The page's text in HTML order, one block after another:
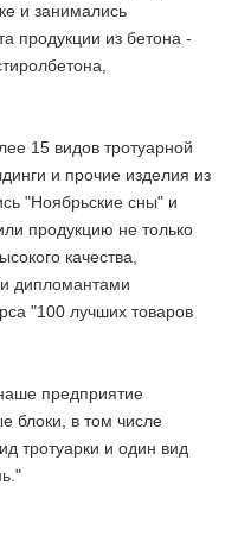
и занимались
продукции из бетона -
15 видов тротуарной
и прочие изделия из
"Ноябрьские сны" и
продукцию не только
качества,
дипломантами
"100 лучших товаров
предприятие
блоки, в том числе
тротуарки и один вид